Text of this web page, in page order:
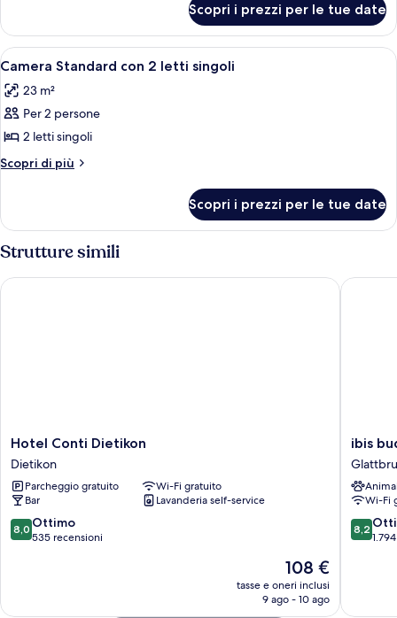
letto
queen
Standard,
letto
Scopri i prezzi per le tue date
Apri
tutte
le
foto
per
Camera
2
singoli
Biancheria da letto ipoallergenica,
8
Camera Standard con 2 letti singoli
23 m²
Per 2 persone
2 letti singoli
Scopri di più
Altri
Standard
con
2
letti
singoli
Scopri i prezzi per le tue date
Strutture simili
Hotel
Conti
Dietikon
Dietikon
Hotel Conti Dietikon
Dietikon
Parcheggio gratuito
Wi-Fi gratuito
Bar
Lavanderia self-service
8.0
su
8,0 Ottimo
535 recensioni
Il
prezzo
attuale
108 €
tasse e oneri inclusi
9 ago - 10 ago
Hotel Conti Dietikon
ibis
budget
Zurich
Airport
ibis
Wi-Fi
8.2
su
8,2
ibis